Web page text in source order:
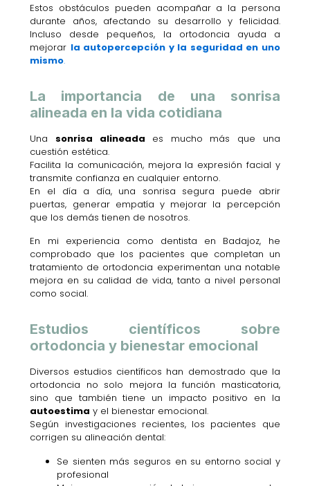
Estos obstáculos pueden acompañar a la persona
durante años, afectando su desarrollo y felicidad.
Incluso desde pequeños, la ortodoncia ayuda a
mejorar la autopercepción y la seguridad en uno
mismo.
La importancia de una sonrisa
alineada en la vida cotidiana
Una sonrisa alineada es mucho más que una
cuestión estética.
Facilita la comunicación, mejora la expresión facial y
transmite confianza en cualquier entorno.
En el día a día, una sonrisa segura puede abrir
puertas, generar empatía y mejorar la percepción
que los demás tienen de nosotros.
En mi experiencia como dentista en Badajoz, he
comprobado que los pacientes que completan un
tratamiento de ortodoncia experimentan una notable
mejora en su calidad de vida, tanto a nivel personal
como social.
Estudios científicos sobre
ortodoncia y bienestar emocional
Diversos estudios científicos han demostrado que la
ortodoncia no solo mejora la función masticatoria,
sino que también tiene un impacto positivo en la
autoestima y el bienestar emocional.
Según investigaciones recientes, los pacientes que
corrigen su alineación dental:
Se sienten más seguros en su entorno social y
profesional